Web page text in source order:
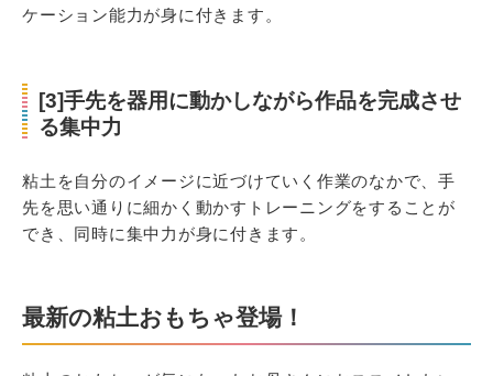
ケーション能力が身に付きます。
[3]手先を器用に動かしながら作品を完成させ
る集中力
粘土を自分のイメージに近づけていく作業のなかで、手
先を思い通りに細かく動かすトレーニングをすることが
でき、同時に集中力が身に付きます。
最新の粘土おもちゃ登場！